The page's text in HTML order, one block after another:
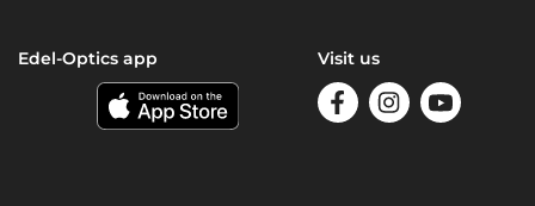
Edel-Optics app Visit us